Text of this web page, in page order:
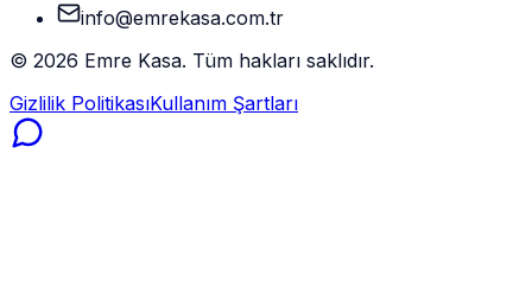
info@emrekasa.com.tr
© 2026 Emre Kasa. Tüm hakları saklıdır.
Gizlilik PolitikasıKullanım Şartları